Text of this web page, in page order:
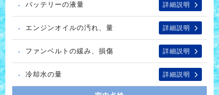
バッテリーの液量 詳細説明
エンジンオイルの汚れ、量 詳細説明
ファンベルトの緩み、損傷 詳細説明
冷却水の量 詳細説明